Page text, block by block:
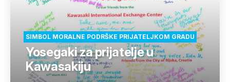
SIMBOL MORALNE PODRŠKE PRIJATELJKOM GRADU
Yosegaki za prijatelje u
Kawasakiju